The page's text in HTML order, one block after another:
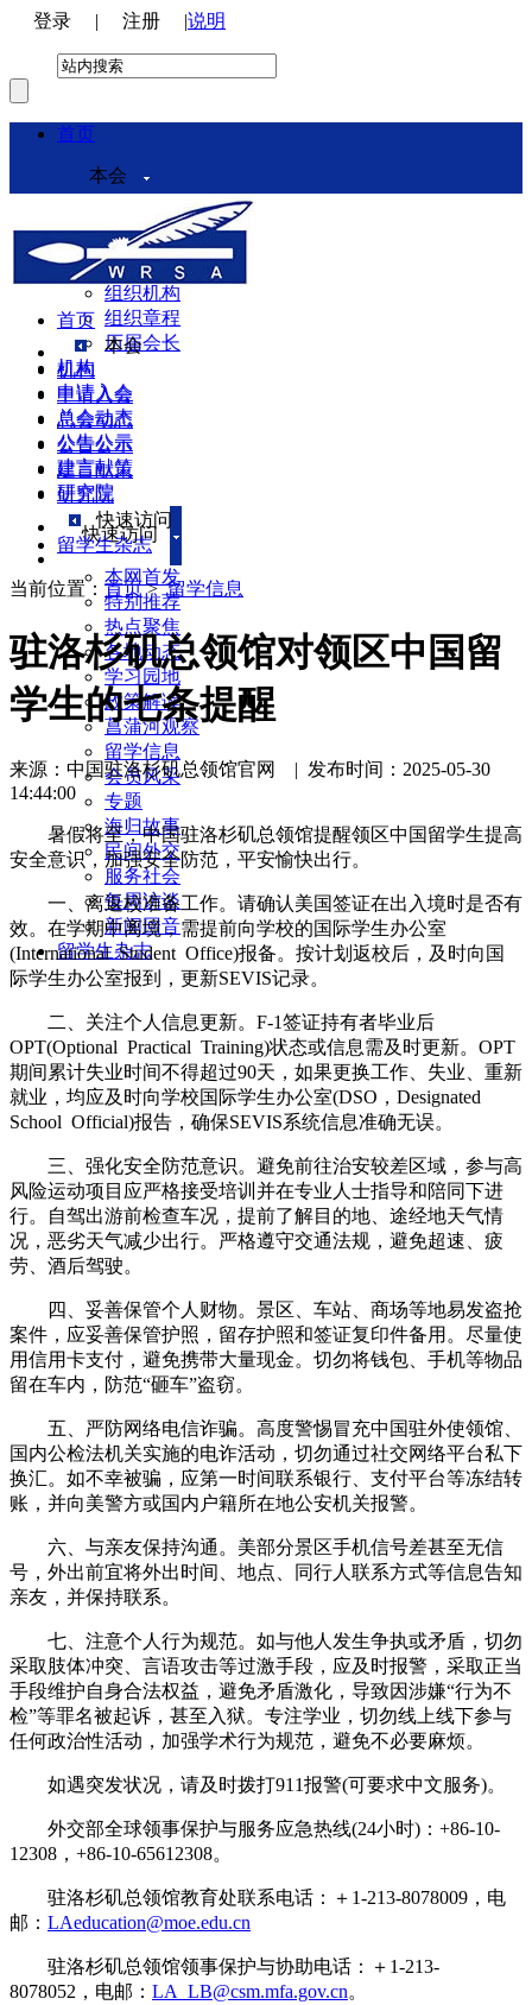
登录 | 注册 |说明
首页
本会
本会介绍
领导机构
理事会
组织机构
组织章程
历届会长
机构
申请入会
总会动态
公告公示
建言献策
研究院
快速访问
本网首发
特别推荐
热点聚焦
各地动态
学习园地
政策解读
菖蒲河观察
留学信息
会员风采
专题
海归故事
民间外交
服务社会
每周访谈
新闻回音
留学生杂志
首页
本会
机构
申请入会
总会动态
公告公示
建言献策
研究院
快速访问
留学生杂志
当前位置： 首页>留学信息
驻洛杉矶总领馆对领区中国留
学生的七条提醒
来源：中国驻洛杉矶总领馆官网 | 发布时间：2025-05-30
14:44:00
暑假将至，中国驻洛杉矶总领馆提醒领区中国留学生提高
安全意识，加强安全防范，平安愉快出行。
一、离返校准备工作。请确认美国签证在出入境时是否有
效。在学期中离境，需提前向学校的国际学生办公室
(International Student Office)报备。按计划返校后，及时向国
际学生办公室报到，更新SEVIS记录。
二、关注个人信息更新。F-1签证持有者毕业后
OPT(Optional Practical Training)状态或信息需及时更新。OPT
期间累计失业时间不得超过90天，如果更换工作、失业、重新
就业，均应及时向学校国际学生办公室(DSO，Designated
School Official)报告，确保SEVIS系统信息准确无误。
三、强化安全防范意识。避免前往治安较差区域，参与高
风险运动项目应严格接受培训并在专业人士指导和陪同下进
行。自驾出游前检查车况，提前了解目的地、途经地天气情
况，恶劣天气减少出行。严格遵守交通法规，避免超速、疲
劳、酒后驾驶。
四、妥善保管个人财物。景区、车站、商场等地易发盗抢
案件，应妥善保管护照，留存护照和签证复印件备用。尽量使
用信用卡支付，避免携带大量现金。切勿将钱包、手机等物品
留在车内，防范“砸车”盗窃。
五、严防网络电信诈骗。高度警惕冒充中国驻外使领馆、
国内公检法机关实施的电诈活动，切勿通过社交网络平台私下
换汇。如不幸被骗，应第一时间联系银行、支付平台等冻结转
账，并向美警方或国内户籍所在地公安机关报警。
六、与亲友保持沟通。美部分景区手机信号差甚至无信
号，外出前宜将外出时间、地点、同行人联系方式等信息告知
亲友，并保持联系。
七、注意个人行为规范。如与他人发生争执或矛盾，切勿
采取肢体冲突、言语攻击等过激手段，应及时报警，采取正当
手段维护自身合法权益，避免矛盾激化，导致因涉嫌“行为不
检”等罪名被起诉，甚至入狱。专注学业，切勿线上线下参与
任何政治性活动，加强学术行为规范，避免不必要麻烦。
如遇突发状况，请及时拨打911报警(可要求中文服务)。
外交部全球领事保护与服务应急热线(24小时)：+86-10-
12308，+86-10-65612308。
驻洛杉矶总领馆教育处联系电话：＋1-213-8078009，电
邮： LAeducation@moe.edu.cn
驻洛杉矶总领馆领事保护与协助电话：＋1-213-
8078052，电邮： LA_LB@csm.mfa.gov.cn。